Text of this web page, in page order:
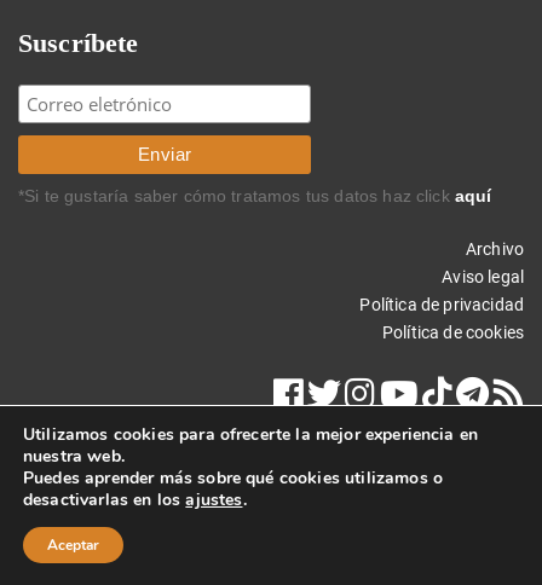
Suscríbete
*Si te gustaría saber cómo tratamos tus datos haz click aquí
Archivo
Aviso legal
Política de privacidad
Política de cookies
Copyright © 2017 Carlos Rodríguez Braun. Todos los derechos
reservados.
Utilizamos cookies para ofrecerte la mejor experiencia en
nuestra web.
Puedes aprender más sobre qué cookies utilizamos o
desactivarlas en losajustes.
Aceptar